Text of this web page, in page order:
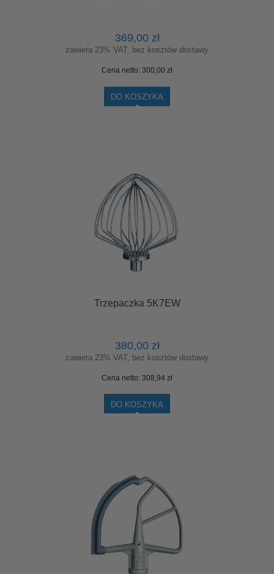
369,00 zł
zawiera 23% VAT, bez kosztów dostawy
Cena netto: 300,00 zł
DO KOSZYKA
Trzepaczka 5K7EW
380,00 zł
zawiera 23% VAT, bez kosztów dostawy
Cena netto: 308,94 zł
DO KOSZYKA